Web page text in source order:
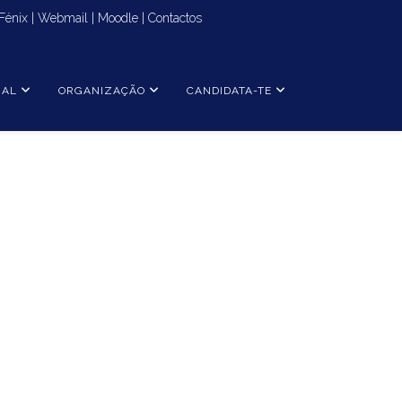
Fénix Webmail Moodle Contactos
ORGANIZAÇÃO CANDIDATA-TE